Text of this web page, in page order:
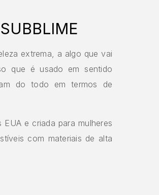
extrema, a algo que vai
que é usado em sentido
do todo em termos de
e criada para mulheres
com materiais de alta